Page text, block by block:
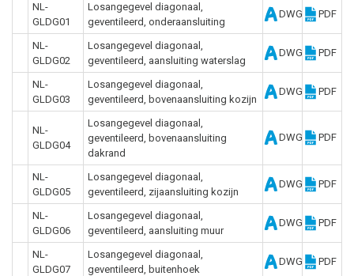
NL-
GLDG01
Losangegevel diagonaal,
geventileerd, onderaansluiting
DWG PDF
NL-
GLDG02
Losangegevel diagonaal,
geventileerd, aansluiting waterslag
DWG PDF
NL-
GLDG03
Losangegevel diagonaal,
geventileerd, bovenaansluiting kozijn
DWG PDF
NL-
GLDG04
Losangegevel diagonaal,
geventileerd, bovenaansluiting
dakrand
DWG PDF
NL-
GLDG05
Losangegevel diagonaal,
geventileerd, zijaansluiting kozijn
DWG PDF
NL-
GLDG06
Losangegevel diagonaal,
geventileerd, aansluiting muur
DWG PDF
NL-
GLDG07
Losangegevel diagonaal,
geventileerd, buitenhoek
DWG PDF